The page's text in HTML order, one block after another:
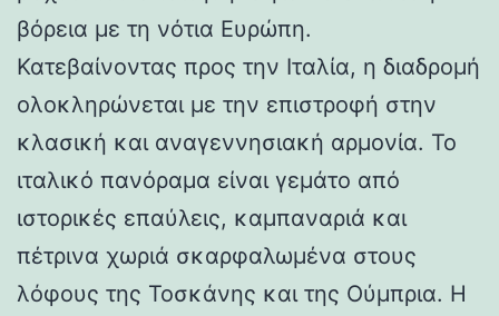
βόρεια με τη νότια Ευρώπη.
Κατεβαίνοντας προς την Ιταλία, η διαδρομή
ολοκληρώνεται με την επιστροφή στην
κλασική και αναγεννησιακή αρμονία. Το
ιταλικό πανόραμα είναι γεμάτο από
ιστορικές επαύλεις, καμπαναριά και
πέτρινα χωριά σκαρφαλωμένα στους
λόφους της Τοσκάνης και της Ούμπρια. Η